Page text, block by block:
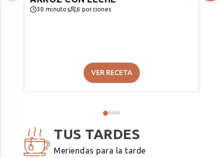
30 minutos 6 porciones
VER RECETA
TUS TARDES
Meriendas para la tarde